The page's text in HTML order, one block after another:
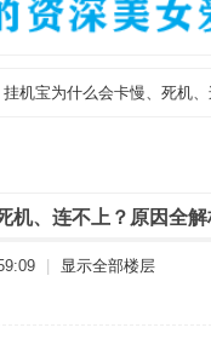
挂机宝为什么会卡慢、死机
机、连不上？原因全解
显示全部楼层